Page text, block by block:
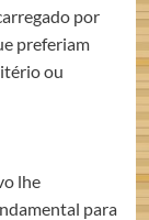
por
preferiam
ou
lhe
para